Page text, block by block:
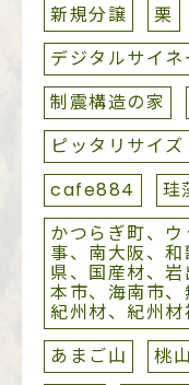
新規分譲
栗
デジタルサイネ
制震構造の家
ピッタリサイズ
cafe884
珪
かつらぎ町、
事、南大阪、
県、国産材、
本市、海南市、
紀州材、紀州
あまご山
桃